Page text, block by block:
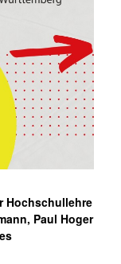
Hochschullehre
Paul Hoger